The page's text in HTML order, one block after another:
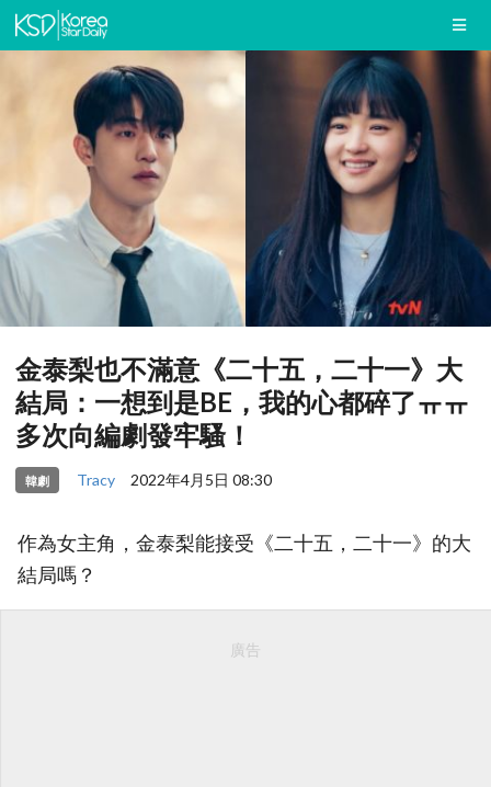
金泰梨也不滿意《二十五，二十一》大
結局：一想到是BE，我的心都碎了ㅠㅠ
多次向編劇發牢騷！
韓劇 Tracy 2022年4月5日 08:30
作為女主角，金泰梨能接受《二十五，二十一》的大
結局嗎？
廣告